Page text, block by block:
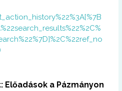
Előadások a Pázmányon